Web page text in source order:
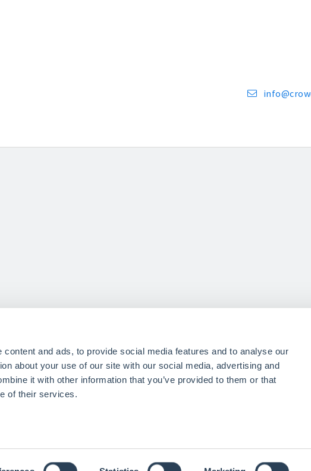
and ads, to provide social media features and to analyse our
about your use of our site with our social media, advertising and
it with other information that you’ve provided to them or that
of their services.
